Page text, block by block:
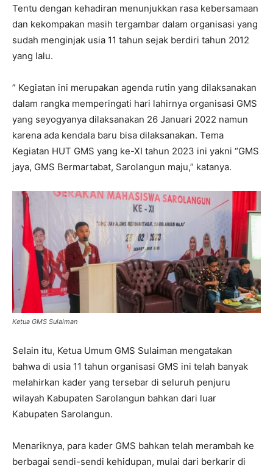
Tentu dengan kehadiran menunjukkan rasa kebersamaan
dan kekompakan masih tergambar dalam organisasi yang
sudah menginjak usia 11 tahun sejak berdiri tahun 2012
yang lalu.
” Kegiatan ini merupakan agenda rutin yang dilaksanakan
dalam rangka memperingati hari lahirnya organisasi GMS
yang seyogyanya dilaksanakan 26 Januari 2022 namun
karena ada kendala baru bisa dilaksanakan. Tema
Kegiatan HUT GMS yang ke-XI tahun 2023 ini yakni “GMS
jaya, GMS Bermartabat, Sarolangun maju,” katanya.
Ketua GMS Sulaiman
Selain itu, Ketua Umum GMS Sulaiman mengatakan
bahwa di usia 11 tahun organisasi GMS ini telah banyak
melahirkan kader yang tersebar di seluruh penjuru
wilayah Kabupaten Sarolangun bahkan dari luar
Kabupaten Sarolangun.
Menariknya, para kader GMS bahkan telah merambah ke
berbagai sendi-sendi kehidupan, mulai dari berkarir di